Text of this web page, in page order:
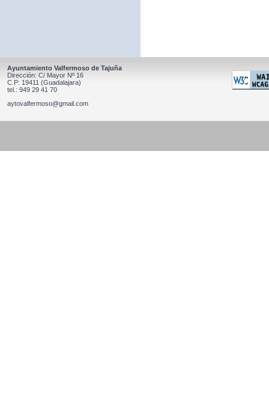
Ayuntamiento Valfermoso de Tajuña
Dirección: C/ Mayor Nº 16
C.P: 19411 (Guadalajara)
tel.: 949 29 41 70
aytovalfermoso@gmail.com